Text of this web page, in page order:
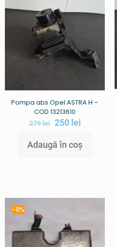
Pompa abs Opel ASTRA H –
COD 13213610
279lei 250 lei
Adaugă în coș
-11%